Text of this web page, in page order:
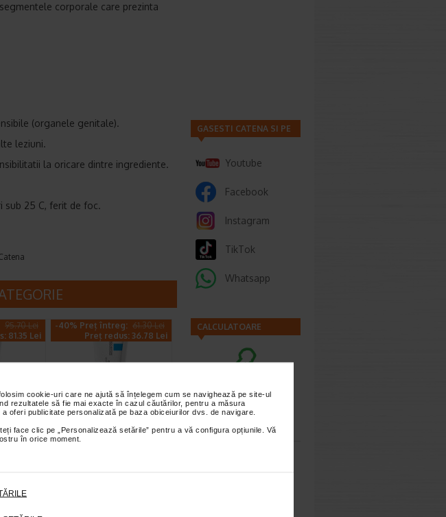
cookie-uri care ne ajută să înțelegem cum se navighează pe site-ul
rezultatele să fie mai exacte în cazul căutărilor, pentru a măsura
oferi publicitate personalizată pe baza obiceiurilor dvs. de navigare.
face clic pe „Personalizează setările” pentru a vă configura opțiunile. Vă
în orice moment.
corporale care prezinta
(organele genitale).
leziuni.
la oricare dintre ingrediente.
sub 25 C, ferit de foc.
95.70 Lei
81.35 Lei
-40% Preț întreg: 61.30 Lei
Preț redus: 36.78 Lei
CICAPLAST B5+
Balsam reparator
GASESTI CATENA SI PE
Youtube
Facebook
Instagram
TikTok
Whatsapp
CALCULATOARE
Calculator